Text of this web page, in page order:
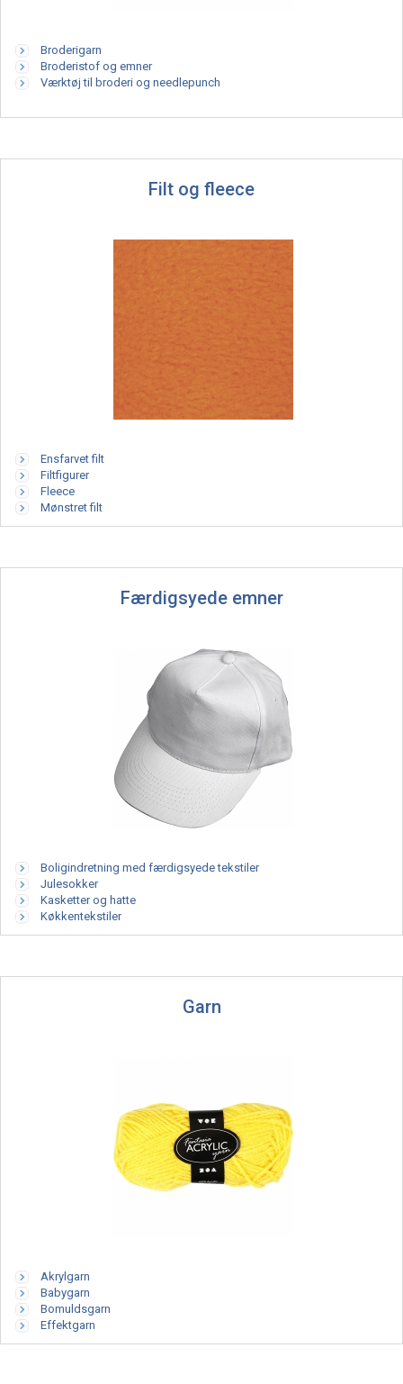
Broderigarn
Broderistof og emner
Værktøj til broderi og needlepunch
Filt og fleece
Ensfarvet filt
Filtfigurer
Fleece
Mønstret filt
Færdigsyede emner
Boligindretning med færdigsyede tekstiler
Julesokker
Kasketter og hatte
Køkkentekstiler
Garn
Akrylgarn
Babygarn
Bomuldsgarn
Effektgarn